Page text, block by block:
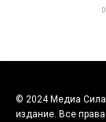
© 2024 Медиа Сила
издание. Все права